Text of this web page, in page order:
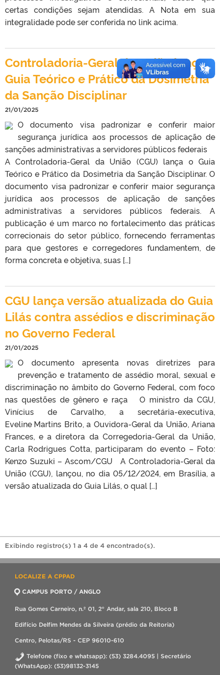
certas condições sejam atendidas. A Nota em sua
integralidade pode ser conferida no link acima.
Controladoria-Geral da União lança
Guia Teórico e Prático da Dosimetria
da Sanção Disciplinar
21/01/2025
O documento visa padronizar e conferir maior
segurança jurídica aos processos de aplicação de
sanções administrativas a servidores públicos federais
A Controladoria-Geral da União (CGU) lança o Guia
Teórico e Prático da Dosimetria da Sanção Disciplinar. O
documento visa padronizar e conferir maior segurança
jurídica aos processos de aplicação de sanções
administrativas a servidores públicos federais. A
publicação é um marco no fortalecimento das práticas
correcionais do setor público, fornecendo ferramentas
para que gestores e corregedores fundamentem, de
forma concreta e objetiva, suas […]
CGU lança versão atualizada do Guia
Lilás contra assédios e discriminação
no Governo Federal
21/01/2025
O documento apresenta novas diretrizes para
prevenção e tratamento de assédio moral, sexual e
discriminação no âmbito do Governo Federal, com foco
nas questões de gênero e raça O ministro da CGU,
Vinícius de Carvalho, a secretária-executiva,
Eveline Martins Brito, a Ouvidora-Geral da União, Ariana
Frances, e a diretora da Corregedoria-Geral da União,
Carla Rodrigues Cotta, participaram do evento – Foto:
Kenzo Suzuki – Ascom/CGU A Controladoria-Geral da
União (CGU), lançou, no dia 05/12/2024, em Brasília, a
versão atualizada do Guia Lilás, o qual […]
Exibindo registro(s) 1 a 4 de 4 encontrado(s).
LOCALIZE A CPPAD
CAMPUS PORTO / ANGLO
Rua Gomes Carneiro, n.º 01, 2° Andar, sala 210, Bloco B
Edifício Delfim Mendes da Silveira (prédio da Reitoria)
Centro, Pelotas/RS - CEP 96010-610
Telefone (fixo e whatsapp): (53) 3284.4095 | Secretário
(WhatsApp): (53)98132-3145